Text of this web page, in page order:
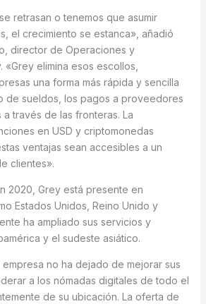
retrasan o tenemos que asumir
el crecimiento se estanca», añadió
director de Operaciones y
elimina esos escollos,
una forma más rápida y sencilla
de sueldos, los pagos a proveedores
través de las fronteras. La
en USD y criptomonedas
ventajas sean accesibles a un
clientes».
2020, Grey está presente en
Estados Unidos, Reino Unido y
ha ampliado sus servicios y
y el sudeste asiático.
no ha dejado de mejorar sus
a los nómadas digitales de todo el
de su ubicación. La oferta de